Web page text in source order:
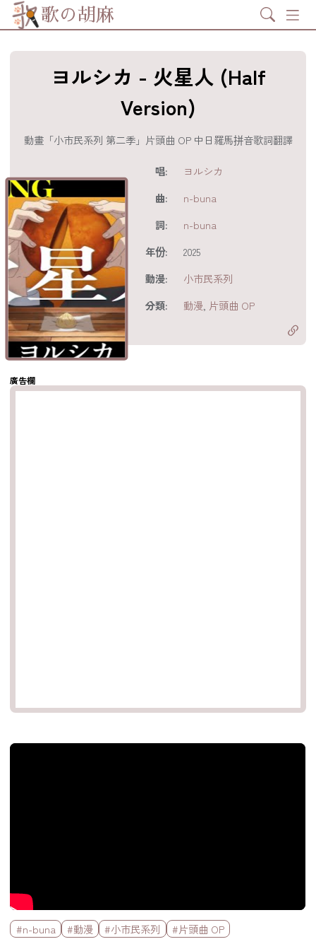
歌の胡麻 Search
ヨルシカ - 火星人 (Half
Version)
動畫「小市民系列 第二季」片頭曲 OP 中日羅馬拼音歌詞翻譯
唱:
ヨルシカ
曲:
n-buna
詞:
n-buna
年份:
2025
動漫:
小市民系列
分類:
動漫 片頭曲 OP
分享至
享至 X
分享至
製鏈結
廣告欄
官方Youtube影片
標籤欄
#n-buna #動漫 #小市民系列 #片頭曲 OP